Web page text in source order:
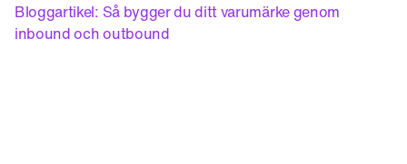
Bloggartikel: Så bygger du ditt varumärke genom
inbound och outbound